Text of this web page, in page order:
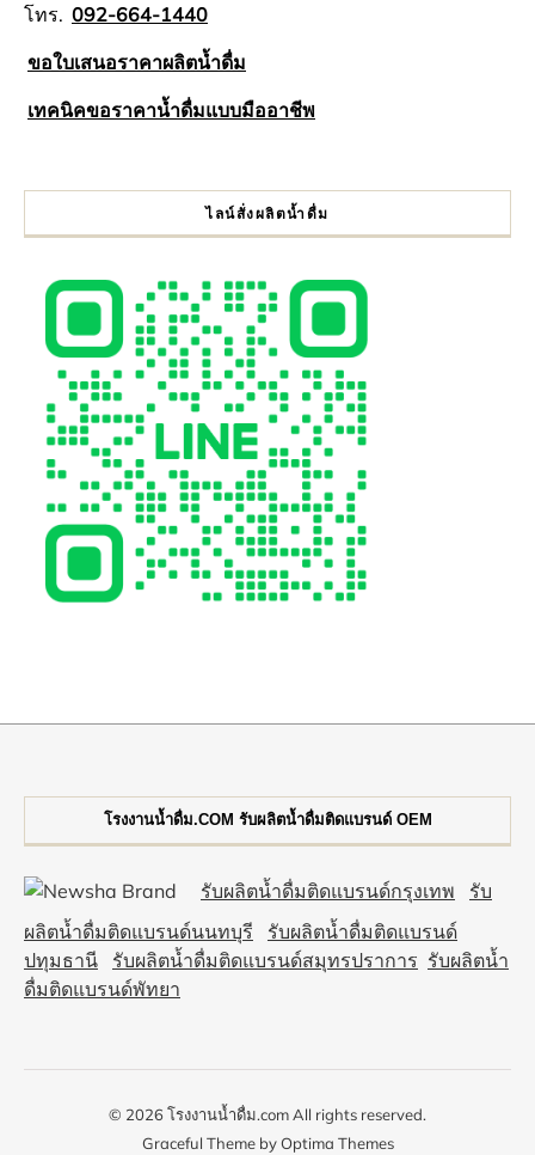
โทร. 092-664-1440
ขอใบเสนอราคาผลิตน้ำดื่ม
เทคนิคขอราคาน้ำดื่มแบบมืออาชีพ
ไลน์สั่งผลิตน้ำดื่ม
โรงงานน้ำดื่ม.COM รับผลิตน้ำดื่มติดแบรนด์ OEM
รับผลิตน้ำดื่มติดแบรนด์กรุงเทพ
รับ
ผลิตน้ำดื่มติดแบรนด์นนทบุรี
รับผลิตน้ำดื่มติดแบรนด์
ปทุมธานี
รับผลิตน้ำดื่มติดแบรนด์สมุทรปราการ รับผลิตน้ำ
ดื่มติดแบรนด์พัทยา
© 2026 โรงงานน้ำดื่ม.com All rights reserved.
Graceful Theme byOptima Themes